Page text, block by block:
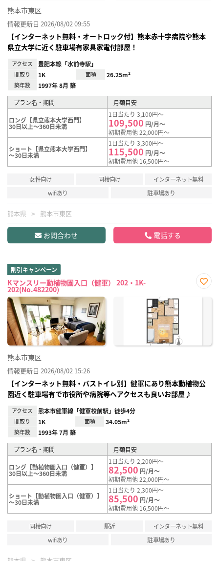
熊本市東区
情報更新日 2026/08/02 09:55
【インターネット無料・オートロック付】熊本赤十字病院や熊本
県立大学に近く駐車場有家具家電付部屋！
アクセス 豊肥本線「水前寺駅」
間取り 1K 面積 26.25m²
築年数 1997年 8月 築
プラン名・期間 月額目安
ロング【県立熊本大学西門】
30日以上～360日未満
1日当たり 3,100円～
109,500 円/月～
初期費用他 22,000円～
ショート【県立熊本大学西門】
～30日未満
1日当たり 3,300円～
115,500 円/月～
初期費用他 16,500円～
女性向け 同棲向け
インターネット無料
wifiあり
駐車場あり
熊本県 熊本市東区
お問合わせ 電話する
割引キャンペーン
Kマンスリー動植物園入口（健軍） 202・1K-
202(No.482200)
に入
熊本市東区
情報更新日 2026/08/02 15:26
【インターネット無料・バストイレ別】健軍にあり熊本動植物公
園近く駐車場有で市役所や病院等へアクセスも良いお部屋♪
アクセス 熊本市健軍線「健軍校前駅」徒歩4分
間取り 1K 面積 34.05m²
築年数 1993年 7月 築
プラン名・期間 月額目安
ロング【動植物園入口（健軍）】
30日以上～360日未満
1日当たり 2,200円～
82,500 円/月～
初期費用他 22,000円～
ショート【動植物園入口（健軍）】
～30日未満
1日当たり 2,300円～
85,500 円/月～
初期費用他 16,500円～
同棲向け 駅近
インターネット無料
wifiあり
駐車場あり